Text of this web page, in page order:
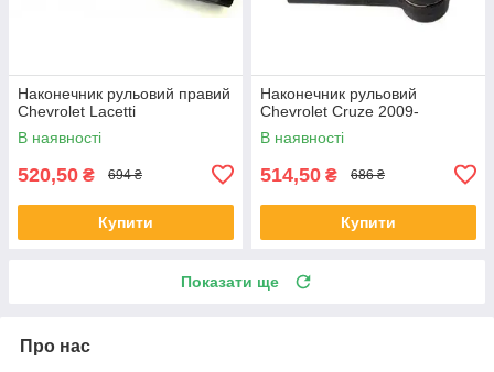
Наконечник рульовий правий
Chevrolet Lacetti
В наявності
520,50 ₴ 694 ₴
Купити
Наконечник рульовий
Chevrolet Cruze 2009-
В наявності
514,50 ₴ 686 ₴
Купити
Показати ще
Про нас